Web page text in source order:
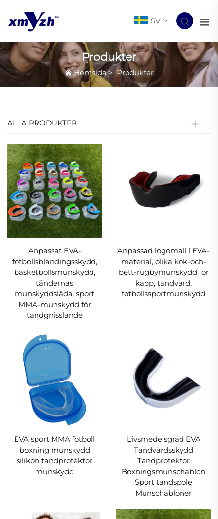
SV
Produkter
Hemsida>Produkter
ALLA PRODUKTER
Anpassat EVA-
fotbollsblandingsskydd,
basketbollsmunskydd,
tändernas
munskyddslåda, sport
MMA-munskydd för
tandgnisslande
Anpassad logomall i EVA-
material, olika kok-och-
bett-rugbymunskydd för
kapp, tandvård,
fotbollssportmunskydd
EVA sport MMA fotboll
boxning munskydd
silikon tandprotektor
munskydd
Livsmedelsgrad EVA
Tandvårdsskydd
Tandprotektor
Boxningsmunschablon
Sport tandspole
Munschabloner